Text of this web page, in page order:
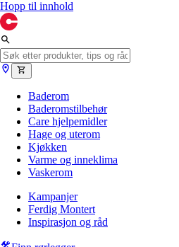
Hopp til innhold
Baderom
Baderomstilbehør
Care hjelpemidler
Hage og uterom
Kjøkken
Varme og inneklima
Vaskerom
Kampanjer
Ferdig Montert
Inspirasjon og råd